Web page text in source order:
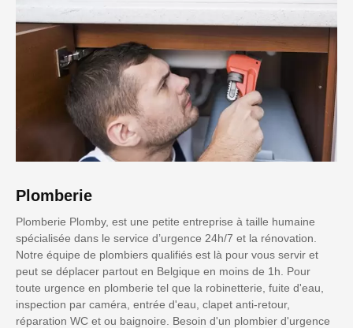
Plomberie
Plomberie Plomby, est une petite entreprise à taille humaine
spécialisée dans le service d’urgence 24h/7 et la rénovation.
Notre équipe de plombiers qualifiés est là pour vous servir et
peut se déplacer partout en Belgique en moins de 1h. Pour
toute urgence en plomberie tel que la robinetterie, fuite d'eau,
inspection par caméra, entrée d'eau, clapet anti-retour,
réparation WC et ou baignoire. Besoin d'un plombier d'urgence